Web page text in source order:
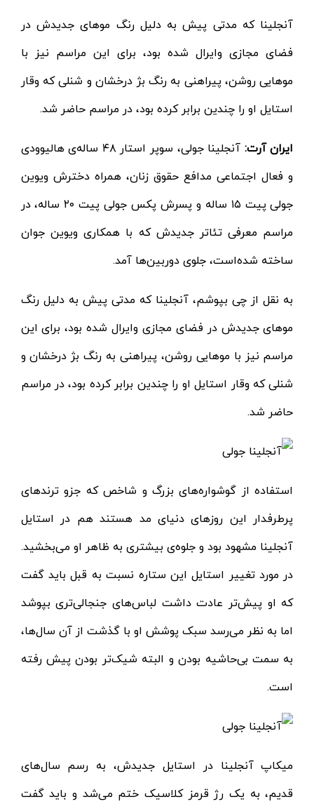
آنجلینا که مدتی پیش به دلیل رنگ موهای جدیدش در
فضای مجازی وایرال شده بود، برای این مراسم نیز با
موهایی روشن، پیراهنی به رنگ بژ درخشان و شنلی که وقار
استایل او را چندین برابر کرده بود، در مراسم حاضر شد.
ایران آرت:
آنجلینا جولی، سوپر استار ۴۸ ساله‌ی هالیوودی
و فعال اجتماعی مدافع حقوق زنان، همراه دخترش ویوین
جولی پیت ۱۵ ساله و پسرش پکس جولی پیت ۲۰ ساله، در
مراسم معرفی تئاتر جدیدش که با همکاری ویوین جوان
ساخته شده‌است، جلوی دوربین‌ها آمد.
به نقل از چی بپوشم، آنجلینا که مدتی پیش به دلیل رنگ
موهای جدیدش در فضای مجازی وایرال شده بود، برای این
مراسم نیز با موهایی روشن، پیراهنی به رنگ بژ درخشان و
شنلی که وقار استایل او را چندین برابر کرده بود، در مراسم
حاضر شد.
استفاده از گوشواره‌های بزرگ و شاخص که جزو ترندهای
پرطرفدار این روزهای دنیای مد هستند هم در استایل
آنجلینا مشهود بود و جلوه‌ی بیشتری به ظاهر او می‌بخشید‌.
در مورد تغییر استایل این ستاره نسبت به قبل باید گفت
که او پیش‌تر عادت داشت لباس‌های جنجالی‌تری بپوشد
اما به نظر می‌رسد سبک پوشش او با گذشت از آن سال‌ها،
به سمت بی‌حاشیه بودن و البته شیک‌تر بودن پیش رفته‌
است.
میکاپ آنجلینا در استایل جدیدش، به رسم سال‌های
قدیم، به یک رژ قرمز کلاسیک ختم می‌شد و باید گفت